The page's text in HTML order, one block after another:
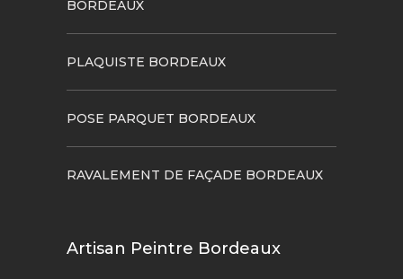
BORDEAUX
PLAQUISTE BORDEAUX
POSE PARQUET BORDEAUX
RAVALEMENT DE FAÇADE BORDEAUX
Artisan Peintre Bordeaux